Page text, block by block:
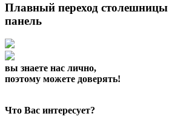
Плавный переход столешницы
панель
вы знаете нас лично,
поэтому можете доверять!
Что Вас интересует?